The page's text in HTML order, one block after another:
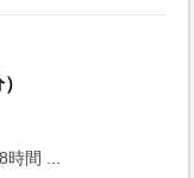
時間 ...